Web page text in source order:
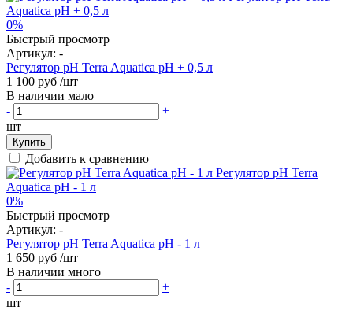
0%
Быстрый просмотр
Артикул: -
Регулятор pH Terra Aquatica pH + 0,5 л
1 100 руб /шт
В наличии мало
-
+
шт
Купить
Добавить к сравнению
0%
Быстрый просмотр
Артикул: -
Регулятор pH Terra Aquatica pH - 1 л
1 650 руб /шт
В наличии много
-
+
шт